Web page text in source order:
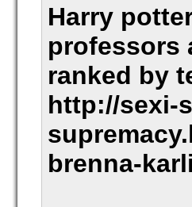
Harry
professors
ranked by
http://sexi-
brenna-